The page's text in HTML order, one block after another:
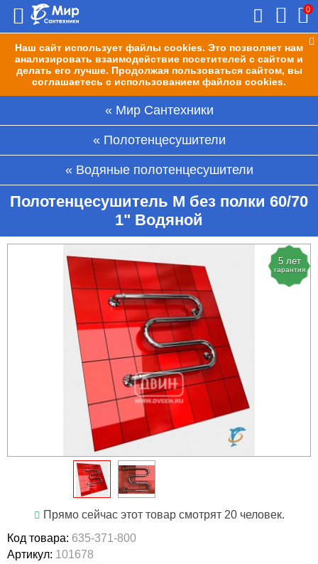
Наш сайт использует файлы cookies. Это позволяет нам
анализировать взаимодействие посетителей с сайтом и
делать его лучше. Продолжая пользоваться сайтом, вы
соглашаетесь с использованием файлов cookies.
0
Мир Сантехники
Полотенцесушители
Водяные полотенцесушители
Полотенцесушитель M без полки 60/70
1" Водяной
5 лет
гарантия
Прямо сейчас этот товар смотрят 20 человек.
Код товара: 635-371-800
Артикул: 101678